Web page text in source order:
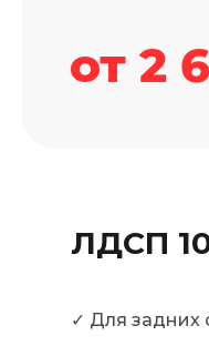
5
Практические
Экономия
экономят до
от 2
ЛДСП
✓ Для задних